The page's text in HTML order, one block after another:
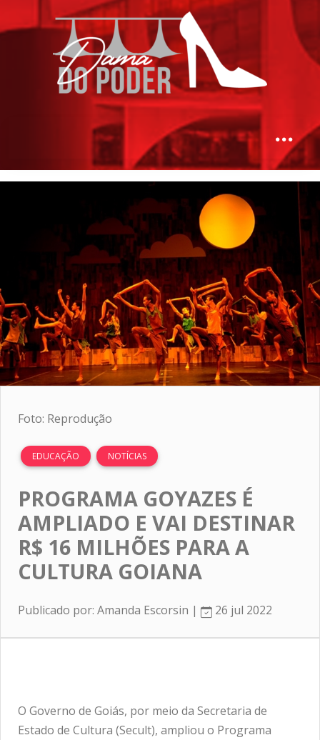
Foto: Reprodução
EDUCAÇÃO NOTÍCIAS
PROGRAMA GOYAZES É
AMPLIADO E VAI DESTINAR
R$ 16 MILHÕES PARA A
CULTURA GOIANA
Publicado por: Amanda Escorsin | 26 jul 2022
O Governo de Goiás, por meio da Secretaria de
Estado de Cultura (Secult), ampliou o Programa